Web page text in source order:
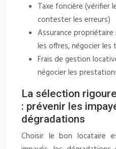
Taxe foncière (vérifier
contester les erreurs)
Assurance
les offres, négocier les
Frais de gestion
négocier les
La sélection
: prévenir les
dégradations
Choisir le bon locataire